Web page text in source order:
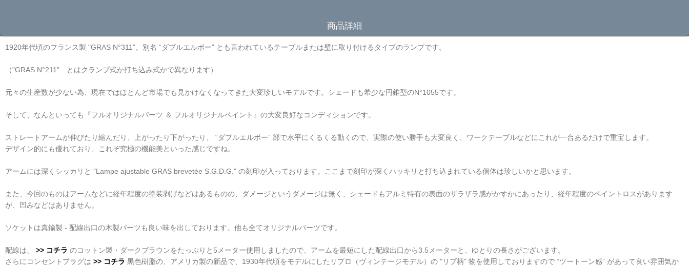
商品詳細
1920年代頃のフランス製 "GRAS N°311"。別名 “ダブルエルボー” とも言われているテーブルまたは壁に取り付けるタイプのランプです。
（"GRAS N°211" とはクランプ式か打ち込み式かで異なります）
元々の生産数が少ない為、現在ではほとんど市場でも見かけなくなってきた大変珍しいモデルです。シェードも希少な円錐型のN°1055です。
そして、なんといっても『フルオリジナルパーツ ＆ フルオリジナルペイント』の大変良好なコンディションです。
ストレートアームが伸びたり縮んだり、上がったり下がったり、 “ダブルエルボー” 部で水平にくるくる動くので、実際の使い勝手も大変良く、ワークテーブルなどにこれが一台あるだけで重宝します。
デザイン的にも優れており、これぞ究極の機能美といった感じですね。
アームには深くシッカリと "Lampe ajustable GRAS brevetée S.G.D.G." の刻印が入っております。ここまで刻印が深くハッキリと打ち込まれている個体は珍しいかと思います。
また、今回のものはアームなどに経年程度の塗装剥げなどはあるものの、ダメージというダメージは無く、シェードもアルミ特有の表面のザラザラ感がかすかにあったり、経年程度のペイントロスがあります
が、凹みなどはありません。
ソケットは真鍮製 - 配線出口の木製パーツも良い味を出しております。他も全てオリジナルパーツです。
配線は、 >> コチラ のコットン製・ダークブラウンをたっぷりと5メーター使用しましたので、アームを最短にした配線出口から3.5メーターと、ゆとりの長さがございます。
さらにコンセントプラグは >> コチラ 黒色樹脂の、アメリカ製の新品で、1930年代頃をモデルにしたリプロ（ヴィンテージモデル）の "リブ柄" 物を使用しておりますので “ツートーン感” があって良い雰囲気か